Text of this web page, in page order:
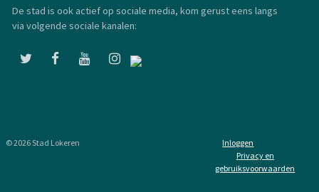
De stad is ook actief op sociale media, kom gerust eens langs
via volgende sociale kanalen:
© 2026 Stad Lokeren
Inloggen
Privacy en
gebruiksvoorwaarden